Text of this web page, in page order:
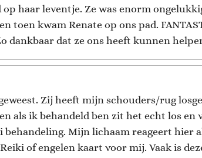
haar leventje. Ze was enorm
toen kwam Renate op ons pad.
dankbaar dat ze ons heeft kunnen
Zij heeft mijn schouders/rug
als ik behandeld ben zit het echt los en
behandeling. Mijn lichaam reageert hier
of engelen kaart voor mij. Vaak is